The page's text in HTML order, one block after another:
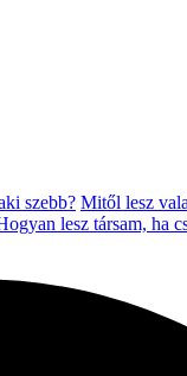
szebb? Mitől lesz
lesz társam, ha